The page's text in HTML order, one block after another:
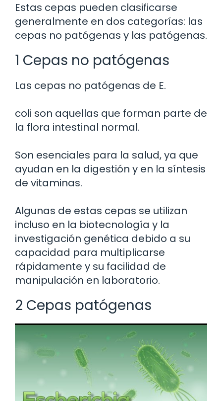
Estas cepas pueden clasificarse
generalmente en dos categorías: las
cepas no patógenas y las patógenas.
1 Cepas no patógenas
Las cepas no patógenas de E.
coli son aquellas que forman parte de
la flora intestinal normal.
Son esenciales para la salud, ya que
ayudan en la digestión y en la síntesis
de vitaminas.
Algunas de estas cepas se utilizan
incluso en la biotecnología y la
investigación genética debido a su
capacidad para multiplicarse
rápidamente y su facilidad de
manipulación en laboratorio.
2 Cepas patógenas